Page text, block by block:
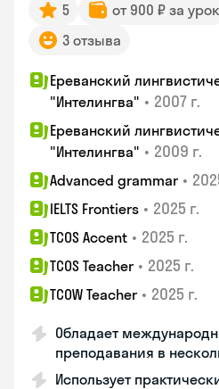
5 от 900 ₽ за урок
3 отзыва
Ереванский
"Интелингва" • 2007 г.
Ереванский
"Интелингва" • 2009 г.
Advanced grammar •
IELTS Frontiers • 2025 г.
TCOS Accent • 2025 г.
TCOS Teacher • 2025 г.
TCOW Teacher • 2025 г.
Обладает
преподавания в
Использует